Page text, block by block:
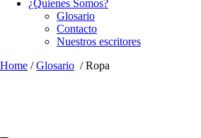
¿Quienes Somos?
Glosario
Contacto
Nuestros escritores
Home /Glosario /Ropa